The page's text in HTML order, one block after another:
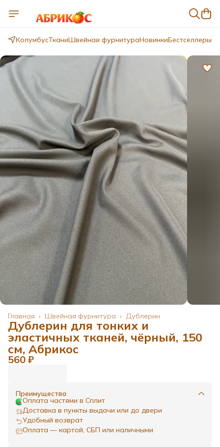
КолумбусТканиШвейная фурнитураНовинкиБестселлеры
Дублерин
Швейная фурнитура ›
Главная ›
Дублерин для тонких и
эластичных тканей, чёрный, 150
см, Абрикос
560 ₽
Преимущества
Оплата частями в Сплит
Доставка в пункты выдачи или до двери
Удобный возврат
Оплата — картой, СБП или наличными